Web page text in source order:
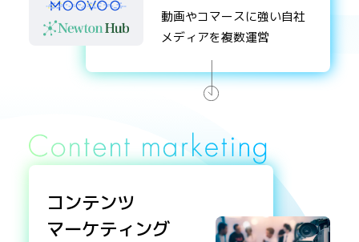
動画やコマースに強い自社
メディアを複数運営
コンテンツ
マーケティング